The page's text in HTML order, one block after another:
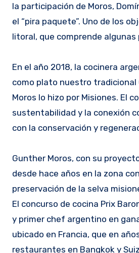
la participación de Moros,
el “pira paquete”. Uno de los
litoral, que comprende
En el año 2018, la cocinera
como plato nuestro tradicional
Moros lo hizo por Misiones. El
sustentabilidad y la conexión
con la conservación y
Gunther Moros, con su
desde hace años en la zona
preservación de la selva
El concurso de cocina Prix
y primer chef argentino en
ubicado en Francia, que en
restaurantes en Bangkok y